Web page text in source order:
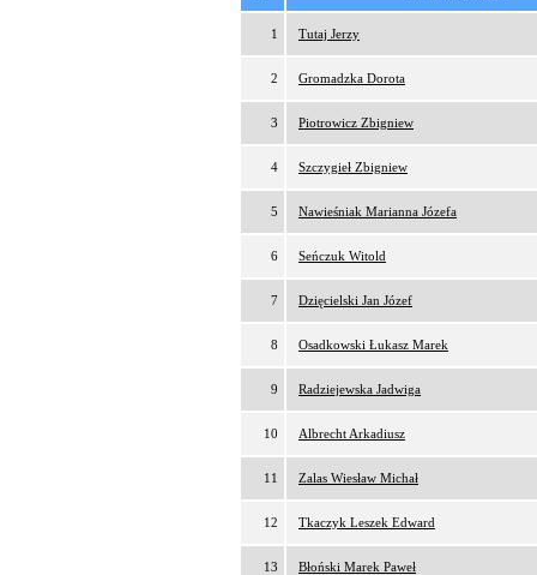
1 Tutaj Jerzy
2 Gromadzka Dorota
3 Piotrowicz Zbigniew
4 Szczygieł Zbigniew
5 Nawieśniak Marianna Józefa
6 Seńczuk Witold
7 Dzięcielski Jan Józef
8 Osadkowski Łukasz Marek
9 Radziejewska Jadwiga
10 Albrecht Arkadiusz
11 Zalas Wiesław Michał
12 Tkaczyk Leszek Edward
13 Błoński Marek Paweł